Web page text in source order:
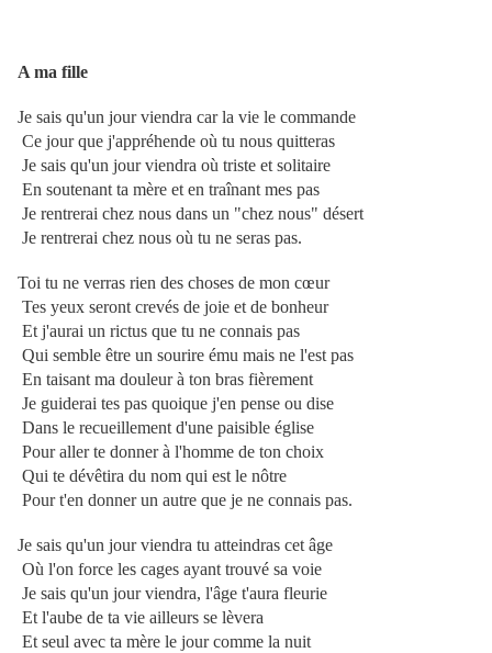
A ma fille
Je sais qu'un jour viendra car la vie le commande
Ce jour que j'appréhende où tu nous quitteras
Je sais qu'un jour viendra où triste et solitaire
En soutenant ta mère et en traînant mes pas
Je rentrerai chez nous dans un "chez nous" désert
Je rentrerai chez nous où tu ne seras pas.
Toi tu ne verras rien des choses de mon cœur
Tes yeux seront crevés de joie et de bonheur
Et j'aurai un rictus que tu ne connais pas
Qui semble être un sourire ému mais ne l'est pas
En taisant ma douleur à ton bras fièrement
Je guiderai tes pas quoique j'en pense ou dise
Dans le recueillement d'une paisible église
Pour aller te donner à l'homme de ton choix
Qui te dévêtira du nom qui est le nôtre
Pour t'en donner un autre que je ne connais pas.
Je sais qu'un jour viendra tu atteindras cet âge
Où l'on force les cages ayant trouvé sa voie
Je sais qu'un jour viendra, l'âge t'aura fleurie
Et l'aube de ta vie ailleurs se lèvera
Et seul avec ta mère le jour comme la nuit